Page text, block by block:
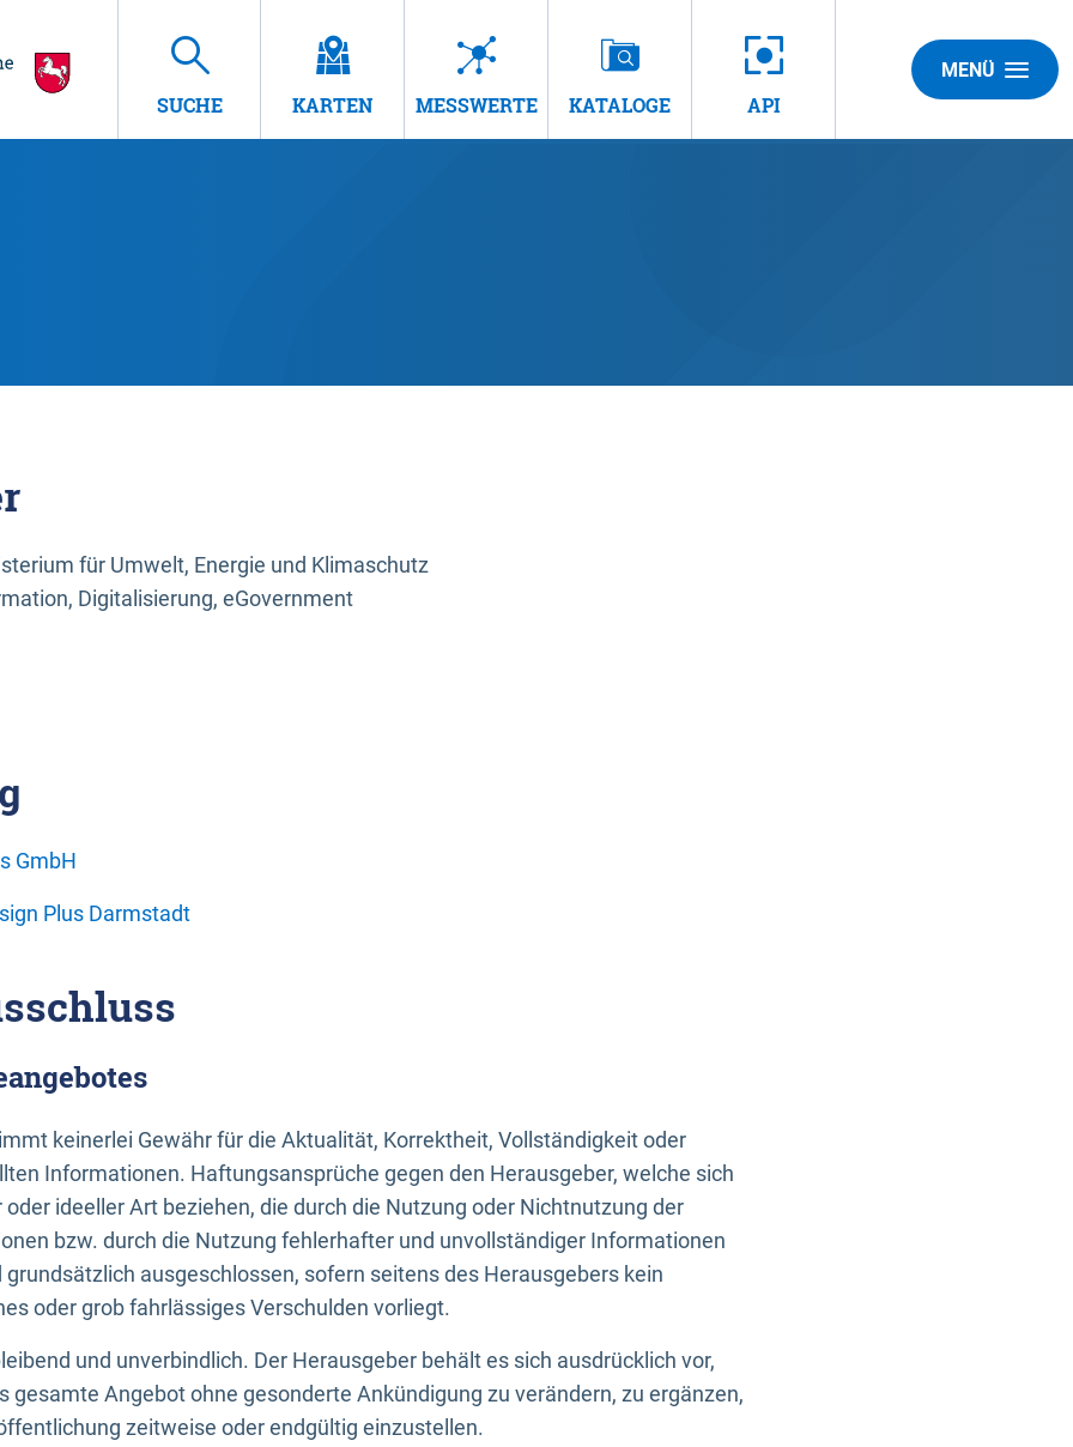
SUCHE KARTEN MESSWERTE KATALOGE API
MENÜ
für Umwelt, Energie und Klimaschutz
Digitalisierung, eGovernment
GmbH
Plus Darmstadt
keinerlei Gewähr für die Aktualität, Korrektheit, Vollständigkeit oder
Informationen. Haftungsansprüche gegen den Herausgeber, welche sich
ideeller Art beziehen, die durch die Nutzung oder Nichtnutzung der
bzw. durch die Nutzung fehlerhafter und unvollständiger Informationen
ausgeschlossen, sofern seitens des Herausgebers kein
oder grob fahrlässiges Verschulden vorliegt.
und unverbindlich. Der Herausgeber behält es sich ausdrücklich vor,
gesamte Angebot ohne gesonderte Ankündigung zu verändern, zu ergänzen,
zeitweise oder endgültig einzustellen.